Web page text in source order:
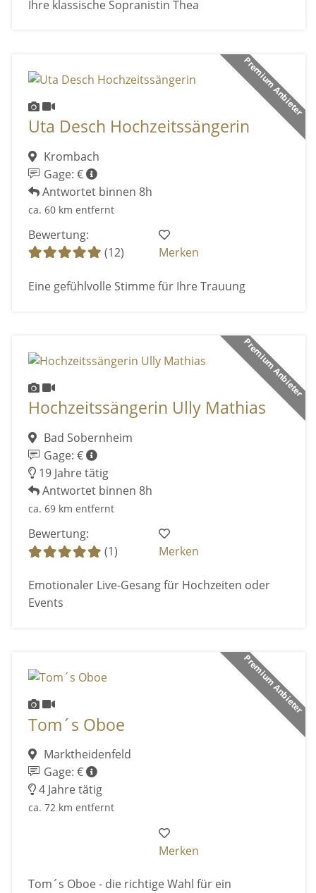
Ihre klassische Sopranistin Thea
Premium Anbieter
Uta Desch Hochzeitssängerin
Krombach
Gage: €
Antwortet binnen 8h
ca. 60 km entfernt
Bewertung:
(12)
Merken
Eine gefühlvolle Stimme für Ihre Trauung
Premium Anbieter
Hochzeitssängerin Ully Mathias
Bad Sobernheim
Gage: €
19 Jahre tätig
Antwortet binnen 8h
ca. 69 km entfernt
Bewertung:
(1)
Merken
Emotionaler Live-Gesang für Hochzeiten oder
Events
Premium Anbieter
Tom´s Oboe
Marktheidenfeld
Gage: €
4 Jahre tätig
ca. 72 km entfernt
Merken
Tom´s Oboe - die richtige Wahl für ein